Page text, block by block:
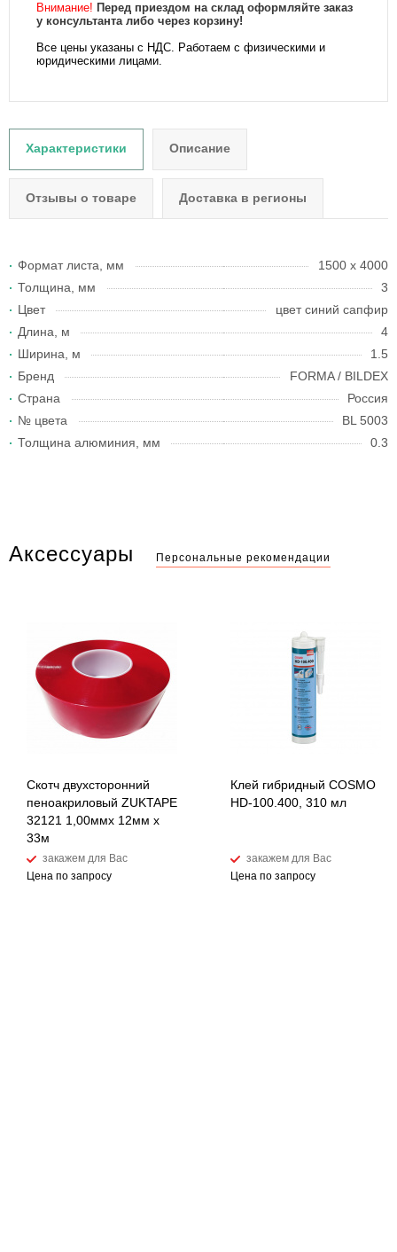
Внимание! Перед приездом на склад оформляйте заказ
у консультанта либо через корзину!
Все цены указаны с НДС. Работаем с физическими и
юридическими лицами.
Характеристики Описание
Отзывы о товаре Доставка в регионы
Формат листа, мм
1500 х 4000
Толщина, мм
3
Цвет
цвет синий сапфир
Длина, м
4
Ширина, м
1.5
Бренд
FORMA / BILDEX
Страна
Россия
№ цвета
BL 5003
Толщина алюминия, мм
0.3
Аксессуары Персональные рекомендации
Скотч двухсторонний
пеноакриловый ZUKTAPE
32121 1,00ммх 12мм х
33м
закажем для Вас
Цена по запросу
Клей гибридный COSMO
HD-100.400, 310 мл
закажем для Вас
Цена по запросу